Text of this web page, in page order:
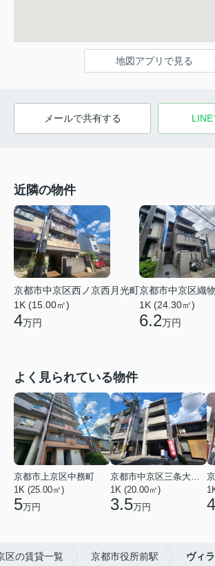
地図アプリで見る
メールで共有する
近隣の物件
京都市中京区西ノ京西月光町
1K (15.00㎡)
4万円
京都市中京区織
1K (24.30㎡)
6.2万円
よく見られている物件
京都市上京区中務町
1K (25.00㎡)
5万円
京都市中京区三条大宮町
1K (20.00㎡)
3.5万円 4
区の賃貸一覧 京都市役所前駅 ヴィ